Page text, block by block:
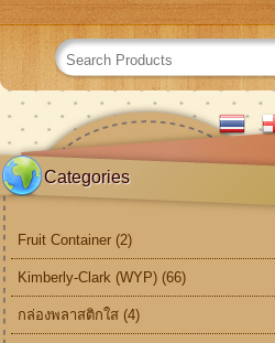
Categories
Fruit Container (2)
Kimberly-Clark (WYP) (66)
กล่องพลาสติกใส (4)